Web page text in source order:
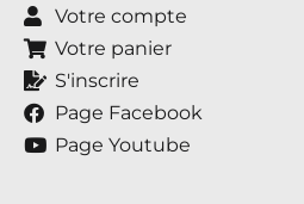
Votre compte
Votre panier
S'inscrire
Page Facebook
Page Youtube